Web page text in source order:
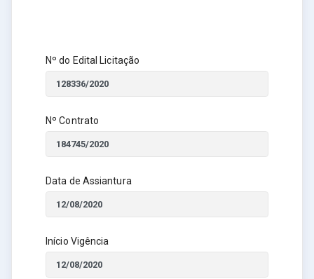
Nº do Edital Licitação
Nº Contrato
Data de Assiantura
Início Vigência